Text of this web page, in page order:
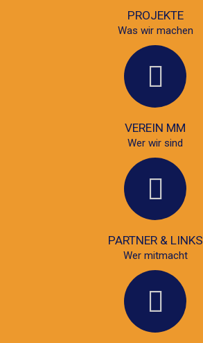
PROJEKTE
Was wir machen
VEREIN MM
Wer wir sind
PARTNER & LINKS
Wer mitmacht